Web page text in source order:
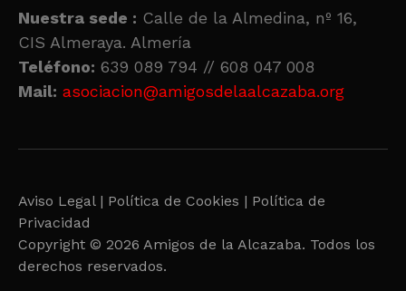
Nuestra sede : Calle de la Almedina, nº 16,
CIS Almeraya. Almería
Teléfono: 639 089 794 // 608 047 008
Mail: asociacion@amigosdelaalcazaba.org
Aviso Legal | Política de Cookies | Política de
Privacidad
Copyright © 2026 Amigos de la Alcazaba. Todos los
derechos reservados.